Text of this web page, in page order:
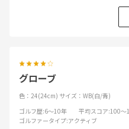
れていて滑り止めとし
デザインとしては
オル等で拭いてあげ
アウト・インで２枚使用
枚目が必要であっ
で干したため手袋の型崩
グローブ
色：24(24cm) サイズ：WB(白/青)
ゴルフ歴:6～10年 平均スコア:100～
ゴルファータイプ:アクティブ